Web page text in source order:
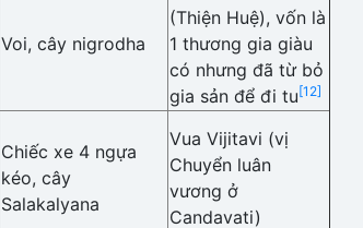
Voi, cây nigrodha
(Thiện Huệ), vốn là
1 thương gia giàu
có nhưng đã từ bỏ
gia sản để đi tu[12]
Chiếc xe 4 ngựa
kéo, cây
Salakalyana
Vua Vijitavi (vị
Chuyển luân
vương ở
Candavati)